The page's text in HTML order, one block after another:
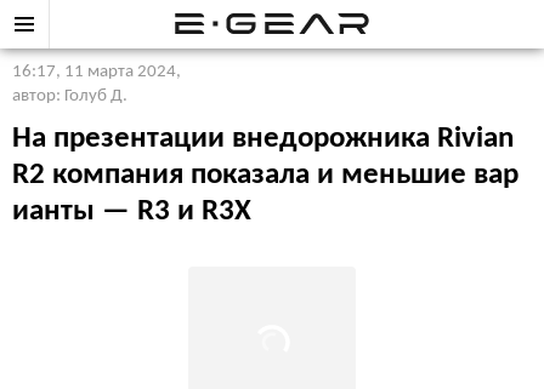
16:17, 11 марта 2024,
автор: Голуб Д.
На презентации внедорожника Rivian
R2 компания показала и меньшие вар
ианты — R3 и R3X